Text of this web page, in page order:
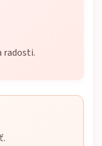
radosti.